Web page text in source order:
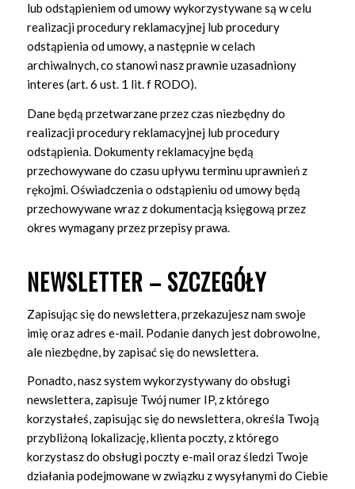
lub odstąpieniem od umowy wykorzystywane są w celu
realizacji procedury reklamacyjnej lub procedury
odstąpienia od umowy, a następnie w celach
archiwalnych, co stanowi nasz prawnie uzasadniony
interes (art. 6 ust. 1 lit. f RODO).
Dane będą przetwarzane przez czas niezbędny do
realizacji procedury reklamacyjnej lub procedury
odstąpienia. Dokumenty reklamacyjne będą
przechowywane do czasu upływu terminu uprawnień z
rękojmi. Oświadczenia o odstąpieniu od umowy będą
przechowywane wraz z dokumentacją księgową przez
okres wymagany przez przepisy prawa.
NEWSLETTER – SZCZEGÓŁY
Zapisując się do newslettera, przekazujesz nam swoje
imię oraz adres e-mail. Podanie danych jest dobrowolne,
ale niezbędne, by zapisać się do newslettera.
Ponadto, nasz system wykorzystywany do obsługi
newslettera, zapisuje Twój numer IP, z którego
korzystałeś, zapisując się do newslettera, określa Twoją
przybliżoną lokalizację, klienta poczty, z którego
korzystasz do obsługi poczty e-mail oraz śledzi Twoje
działania podejmowane w związku z wysyłanymi do Ciebie